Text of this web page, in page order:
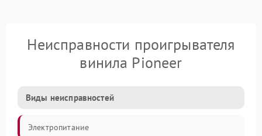
Неисправности проигрывателя
винила Pioneer
Виды неисправностей
Электропитание